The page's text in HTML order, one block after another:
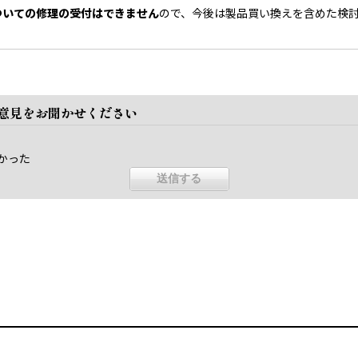
ての修理の受付はできませんので、今後は製品買い換えを含めた検
見をお聞かせください
った